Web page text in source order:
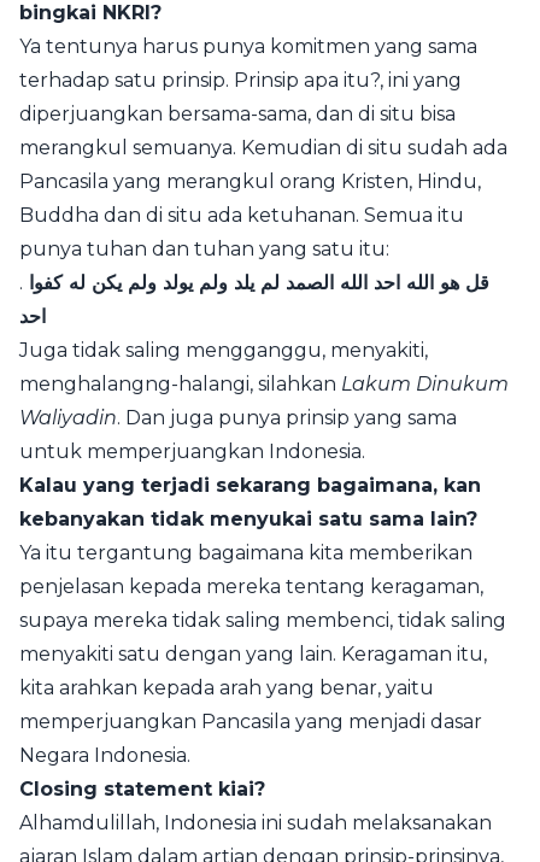
bingkai NKRI?
Ya tentunya harus punya komitmen yang sama
terhadap satu prinsip. Prinsip apa itu?, ini yang
diperjuangkan bersama-sama, dan di situ bisa
merangkul semuanya. Kemudian di situ sudah ada
Pancasila yang merangkul orang Kristen, Hindu,
Buddha dan di situ ada ketuhanan. Semua itu
punya tuhan dan tuhan yang satu itu:
.
احد
Juga tidak saling mengganggu, menyakiti,
menghalangng-halangi, silahkan Lakum Dinukum
Waliyadin. Dan juga punya prinsip yang sama
untuk memperjuangkan Indonesia.
Kalau yang terjadi sekarang bagaimana, kan
kebanyakan tidak menyukai satu sama lain?
Ya itu tergantung bagaimana kita memberikan
penjelasan kepada mereka tentang keragaman,
supaya mereka tidak saling membenci, tidak saling
menyakiti satu dengan yang lain. Keragaman itu,
kita arahkan kepada arah yang benar, yaitu
memperjuangkan Pancasila yang menjadi dasar
Negara Indonesia.
Closing statement kiai?
Alhamdulillah, Indonesia ini sudah melaksanakan
ajaran Islam dalam artian dengan prinsip-prinsinya,